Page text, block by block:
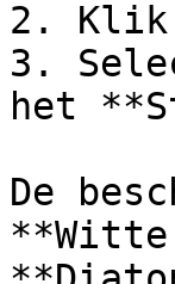
2. Klik
3.
het
De